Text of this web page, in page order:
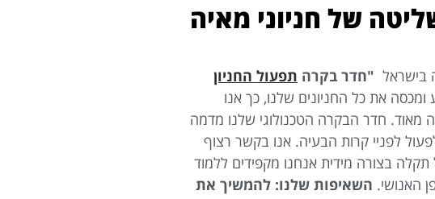
של חניוני מאיה
בישראל "חדר בקרה תפעול החניון
ומכסה את כל החניונים שלנו, כך אנו
מאוד. חדר הבקרה הטכנולוגי שלנו מדמה
לפניי קרות הבעיה. אנו בקשר רצוף
בצורה מידית אנחנו מקפידים ללמוד
האנושי. השאיפות שלנו: להמשיך את